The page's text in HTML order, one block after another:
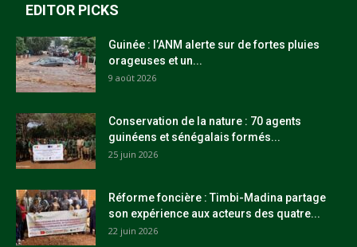
EDITOR PICKS
Guinée : l’ANM alerte sur de fortes pluies
orageuses et un...
9 août 2026
Conservation de la nature : 70 agents
guinéens et sénégalais formés...
25 juin 2026
Réforme foncière : Timbi-Madina partage
son expérience aux acteurs des quatre...
22 juin 2026